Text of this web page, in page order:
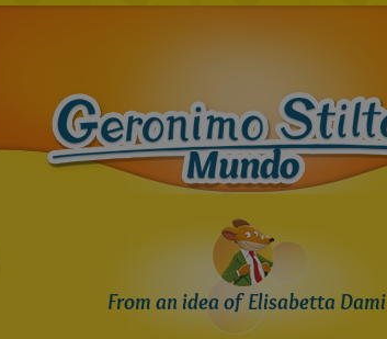
From an idea of Elisabetta Dami